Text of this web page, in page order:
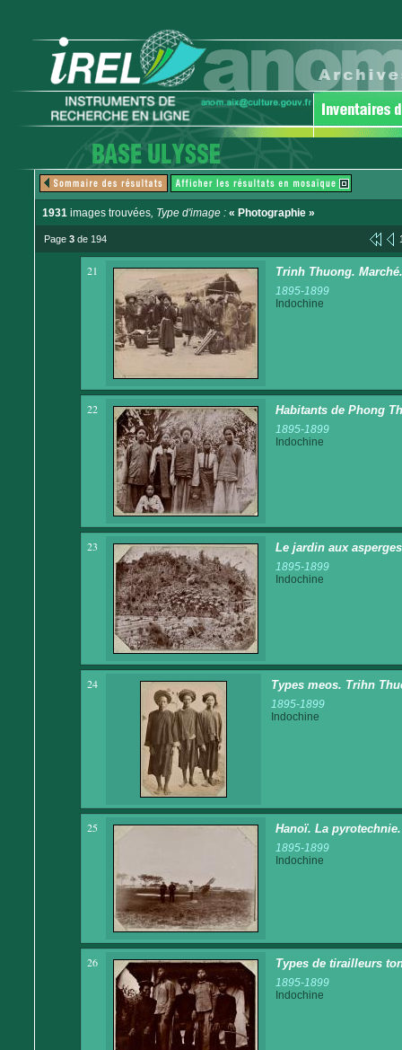
1931 images trouvées, Type d'image : « Photographie »
Page 3 de 194
21 Trinh Thuong.
1895-1899
Indochine
22 Habitants de Phong
1895-1899
Indochine
23 Le jardin aux
1895-1899
Indochine
24 Types meos. Trihn
1895-1899
Indochine
25 Hanoï. La
1895-1899
Indochine
26 Types de tirailleurs
1895-1899
Indochine